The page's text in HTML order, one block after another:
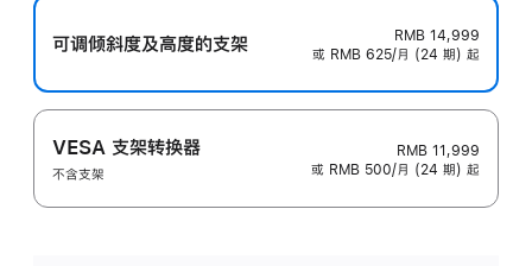
可调倾斜度及高‍度的支‍架
RMB 14,999
或 RMB 625/月 (24 期) 起
VESA 支架转换器
不含支架
RMB 11,999
或 RMB 500/月 (24 期) 起